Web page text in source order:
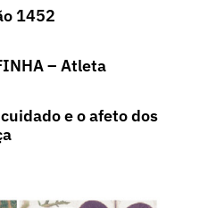
1452
– Atleta
e o afeto dos